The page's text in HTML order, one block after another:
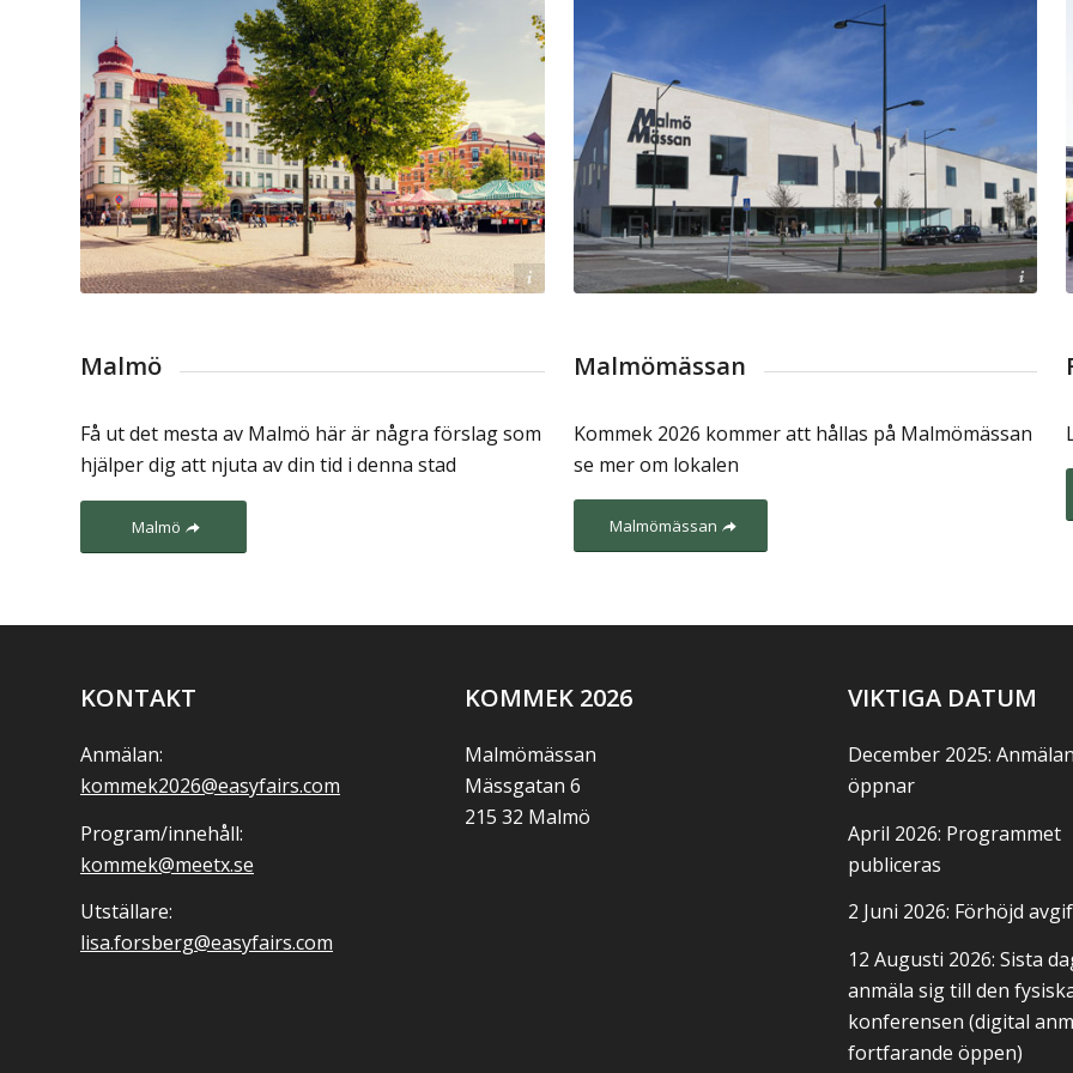
Njut av Malmö
Werner-Nystrand Omvärld & Näringsliv
Malmö
Få ut det mesta av Malmö här är några förslag som
hjälper dig att njuta av din tid i denna stad
Malmö
Info om lokalen
https://creativecommons.org/licenses/by-sa/3.0/
Malmömässan
Kommek 2026 kommer att hållas på Malmömässan
se mer om lokalen
Malmömässan
KONTAKT
Anmälan:
kommek2026@easyfairs.com
Program/innehåll:
kommek@meetx.se
Utställare:
lisa.forsberg@easyfairs.com
KOMMEK 2026
Malmömässan
Mässgatan 6
215 32 Malmö
VIKTIGA DATUM
December 2025:
öppnar
April 2026: Programmet
publiceras
2 Juni 2026: Förhöjd
12 Augusti 2026: Sista
anmäla sig till den
konferensen (digital
fortfarande öppen)